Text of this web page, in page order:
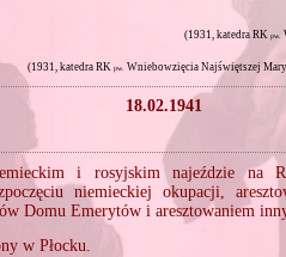
(1931, katedra RK pw.
(1931, katedra RK pw. Wniebowzięcia Najświętszej
18.02.1941
i rosyjskim najeździe na
niemieckiej okupacji,
Domu Emerytów i aresztowaniem
w Płocku.